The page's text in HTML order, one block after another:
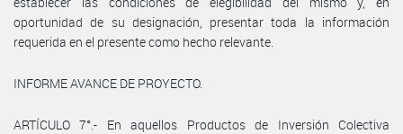
oportunidad de su designación, presentar toda la información
requerida en el presente como hecho relevante.
INFORME AVANCE DE PROYECTO.
ARTÍCULO 7°.- En aquellos Productos de Inversión Colectiva